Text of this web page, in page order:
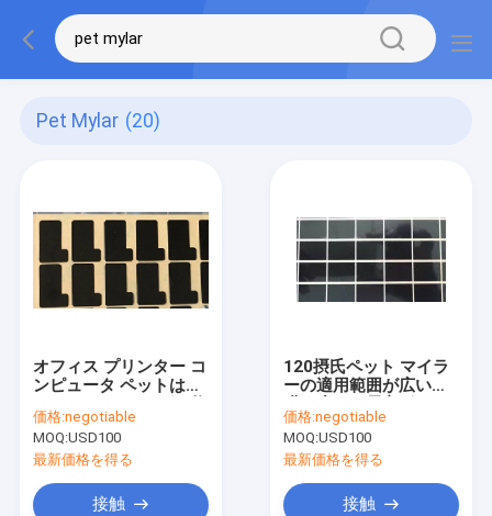
Pet Mylar (20)
オフィス プリンター コ
ンピュータ ペットはマ
化ビニールのシリコー
ンの生地のフィルム ロ
ールを型抜きした
価格:negotiable
MOQ:USD100
最新価格を得る
接触
120摂氏ペット マイラ
ーの適用範囲が広い薄
0.25mmの厚さ
価格:negotiable
MOQ:USD100
最新価格を得る
接触